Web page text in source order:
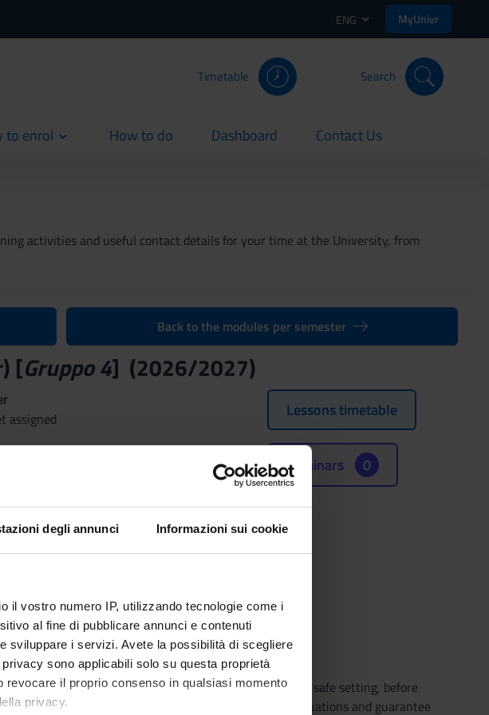
degli annunci Informazioni sui cookie
il vostro numero IP, utilizzando tecnologie come i
al fine di pubblicare annunci e contenuti
sviluppare i servizi. Avete la possibilità di scegliere
sono applicabili solo su questa proprietà
il proprio consenso in qualsiasi momento
privacy.
ENG MyUnivr
Timetable Search
to enrol How to do
current Dashboard
current Contact Us
current
activities and useful contact details for your time at the University, from
Back to the modules per semester
[Gruppo 4] (2026/2027)
assigned
1, 2026 al Sep 30, 2027.
Lessons timetable
Seminars 0
relational, problem-solving and organizational skills in safe setting, before
reduce the emotional impact that comes from real situations and guarantee